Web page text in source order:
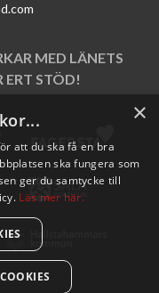
MED LÄNETS
ERT STÖD!
×
att du ska få en bra
ska fungera som
ger du samtycke till
Läs mer här.